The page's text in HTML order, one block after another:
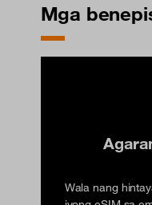
Mga
Wala nang